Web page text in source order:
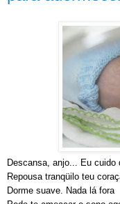
Descansa, anjo... Eu cuido
Repousa tranqüilo teu
Dorme suave. Nada lá fora